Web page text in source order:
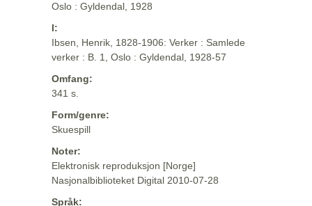
Oslo : Gyldendal, 1928
I:
Ibsen, Henrik, 1828-1906: Verker : Samlede
verker : B. 1, Oslo : Gyldendal, 1928-57
Omfang:
341 s.
Form/genre:
Skuespill
Noter:
Elektronisk reproduksjon [Norge]
Nasjonalbiblioteket Digital 2010-07-28
Språk: